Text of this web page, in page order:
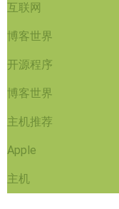
互联网
博客世界
开源程序
博客世界
主机推荐
Apple
主机